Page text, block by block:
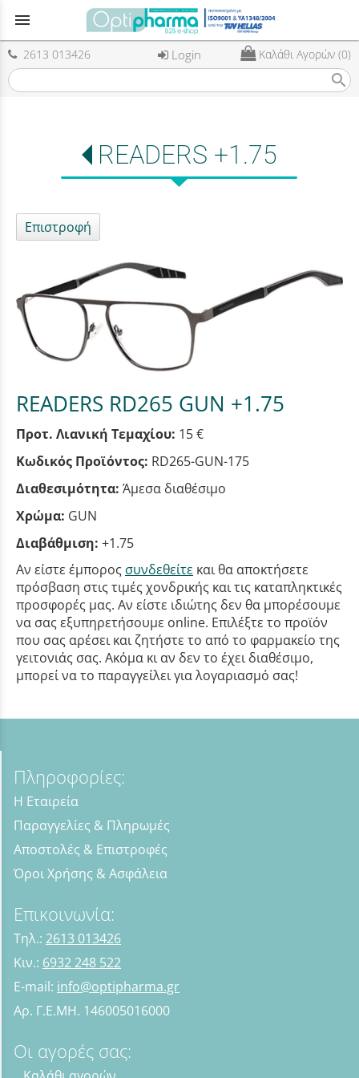
menu
2613 013426 Login Καλάθι Αγορών (0)
search
READERS +1.75
Επιστροφή
READERS RD265 GUN +1.75
Προτ. Λιανική Τεμαχίου: 15 €
Κωδικός Προϊόντος: RD265-GUN-175
Διαθεσιμότητα: Άμεσα διαθέσιμο
Χρώμα: GUN
Διαβάθμιση: +1.75
Αν είστε έμπορος συνδεθείτε και θα αποκτήσετε
πρόσβαση στις τιμές χονδρικής και τις καταπληκτικές
προσφορές μας. Αν είστε ιδιώτης δεν θα μπορέσουμε
να σας εξυπηρετήσουμε online. Επιλέξτε το προϊόν
που σας αρέσει και ζητήστε το από το φαρμακείο της
γειτονιάς σας. Ακόμα κι αν δεν το έχει διαθέσιμο,
μπορεί να το παραγγείλει για λογαριασμό σας!
Πληροφορίες:
Η Εταιρεία
Παραγγελίες & Πληρωμές
Αποστολές & Επιστροφές
Όροι Χρήσης & Ασφάλεια
Επικοινωνία:
Τηλ.: 2613 013426
Κιν.: 6932 248 522
E-mail: info@optipharma.gr
Αρ. Γ.Ε.ΜΗ. 146005016000
Οι αγορές σας: